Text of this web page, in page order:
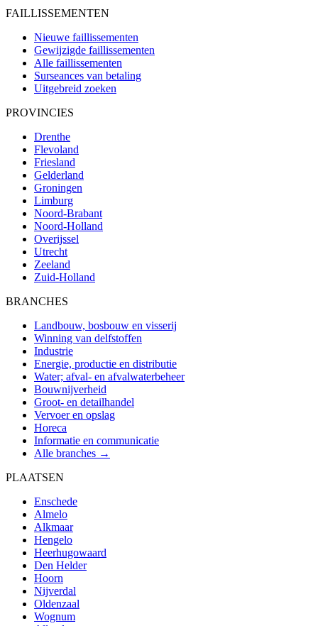
FAILLISSEMENTEN
Nieuwe faillissementen
Gewijzigde faillissementen
Alle faillissementen
Surseances van betaling
Uitgebreid zoeken
PROVINCIES
Drenthe
Flevoland
Friesland
Gelderland
Groningen
Limburg
Noord-Brabant
Noord-Holland
Overijssel
Utrecht
Zeeland
Zuid-Holland
BRANCHES
Landbouw, bosbouw en visserij
Winning van delfstoffen
Industrie
Energie, productie en distributie
Water; afval- en afvalwaterbeheer
Bouwnijverheid
Groot- en detailhandel
Vervoer en opslag
Horeca
Informatie en communicatie
Alle branches →
PLAATSEN
Enschede
Almelo
Alkmaar
Hengelo
Heerhugowaard
Den Helder
Hoorn
Nijverdal
Oldenzaal
Wognum